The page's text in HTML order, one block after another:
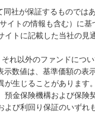
社が保証するものでは
イトの情報も含む）に基
イトに記載した当社の見
れ以外のファンドにつ
数値は、基準価額の表
生じることがあります。
預金保険機構および保険
び利回り保証のいずれ